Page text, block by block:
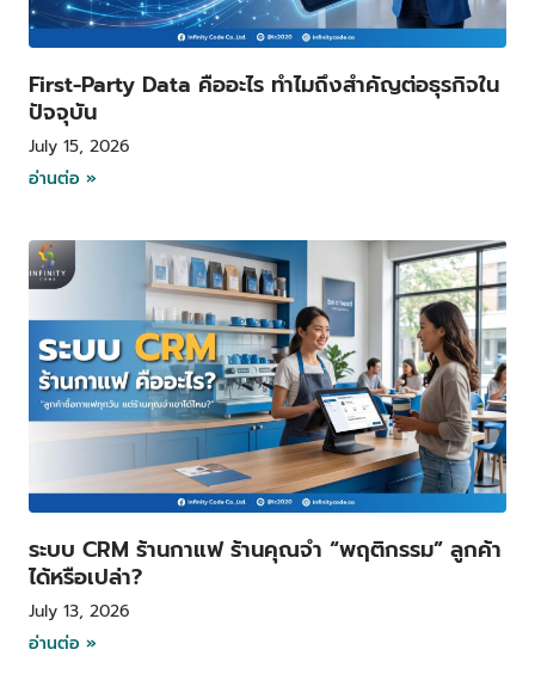
First-Party Data คืออะไร ทำไมถึงสำคัญต่อธุรกิจใน
ปัจจุบัน
July 15, 2026
อ่านต่อ »
ระบบ CRM ร้านกาแฟ ร้านคุณจำ “พฤติกรรม” ลูกค้า
ได้หรือเปล่า?
July 13, 2026
อ่านต่อ »